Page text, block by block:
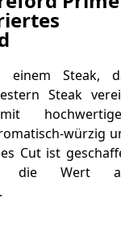
einem Steak,
Steak
würzig
Cut ist
die Wert